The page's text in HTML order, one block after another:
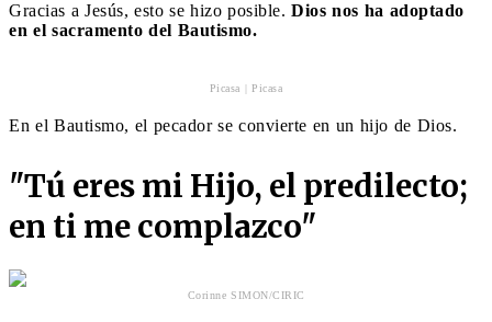
Gracias a Jesús, esto se hizo posible. Dios nos ha adoptado
en el sacramento del Bautismo.
Picasa | Picasa
En el Bautismo, el pecador se convierte en un hijo de Dios.
"Tú eres mi Hijo, el predilecto;
en ti me complazco"
Corinne SIMON/CIRIC